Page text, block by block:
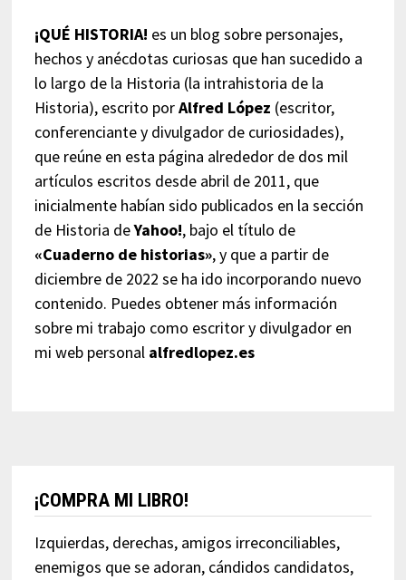
¡QUÉ HISTORIA! es un blog sobre personajes,
hechos y anécdotas curiosas que han sucedido a
lo largo de la Historia (la intrahistoria de la
Historia), escrito porAlfred López (escritor,
conferenciante y divulgador de curiosidades),
que reúne en esta página alrededor de dos mil
artículos escritos desde abril de 2011, que
inicialmente habían sido publicados en la sección
de Historia deYahoo!, bajo el título de
«Cuaderno de historias», y que a partir de
diciembre de 2022 se ha ido incorporando nuevo
contenido. Puedes obtener más información
sobre mi trabajo como escritor y divulgador en
mi web personal alfredlopez.es
¡COMPRA MI LIBRO!
Izquierdas, derechas, amigos irreconciliables,
enemigos que se adoran, cándidos candidatos,